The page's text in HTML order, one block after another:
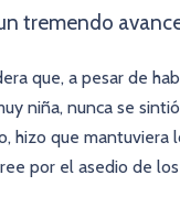
tremendo
que, a pesar de
niña, nunca se
hizo que mantuviera
por el asedio de